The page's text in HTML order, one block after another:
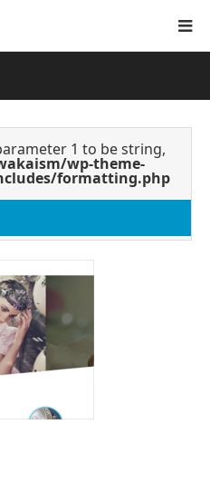
1 to be string,
wp-theme-
formatting.php